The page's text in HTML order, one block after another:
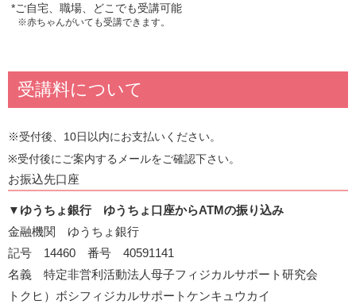
*ご自宅、職場、どこでも受講可能
※赤ちゃんがいても受講できます。
受講料について
※受付後、10日以内にお支払いください。
※受付後にご案内するメールをご確認下さい。
お振込先口座
▼ ゆうちょ銀行 ゆうちょ口座からATMの振り込み
金融機関 ゆうちょ銀行
記号 14460 番号 40591141
名義 特定非営利活動法人母子フィジカルサポート研究会
トクヒ）ボシフィジカルサポートケンキュウカイ